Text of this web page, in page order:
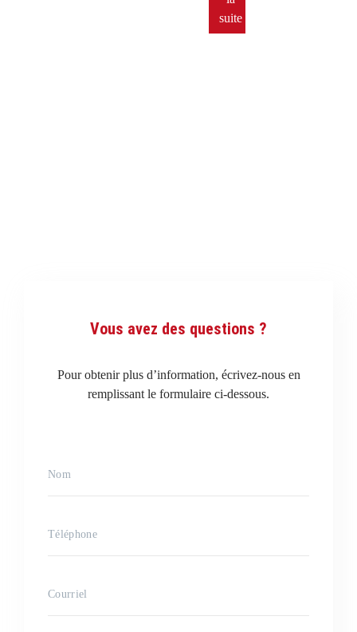
suite
Vous avez des questions ?
Pour obtenir plus d’information, écrivez-nous en
remplissant le formulaire ci-dessous.